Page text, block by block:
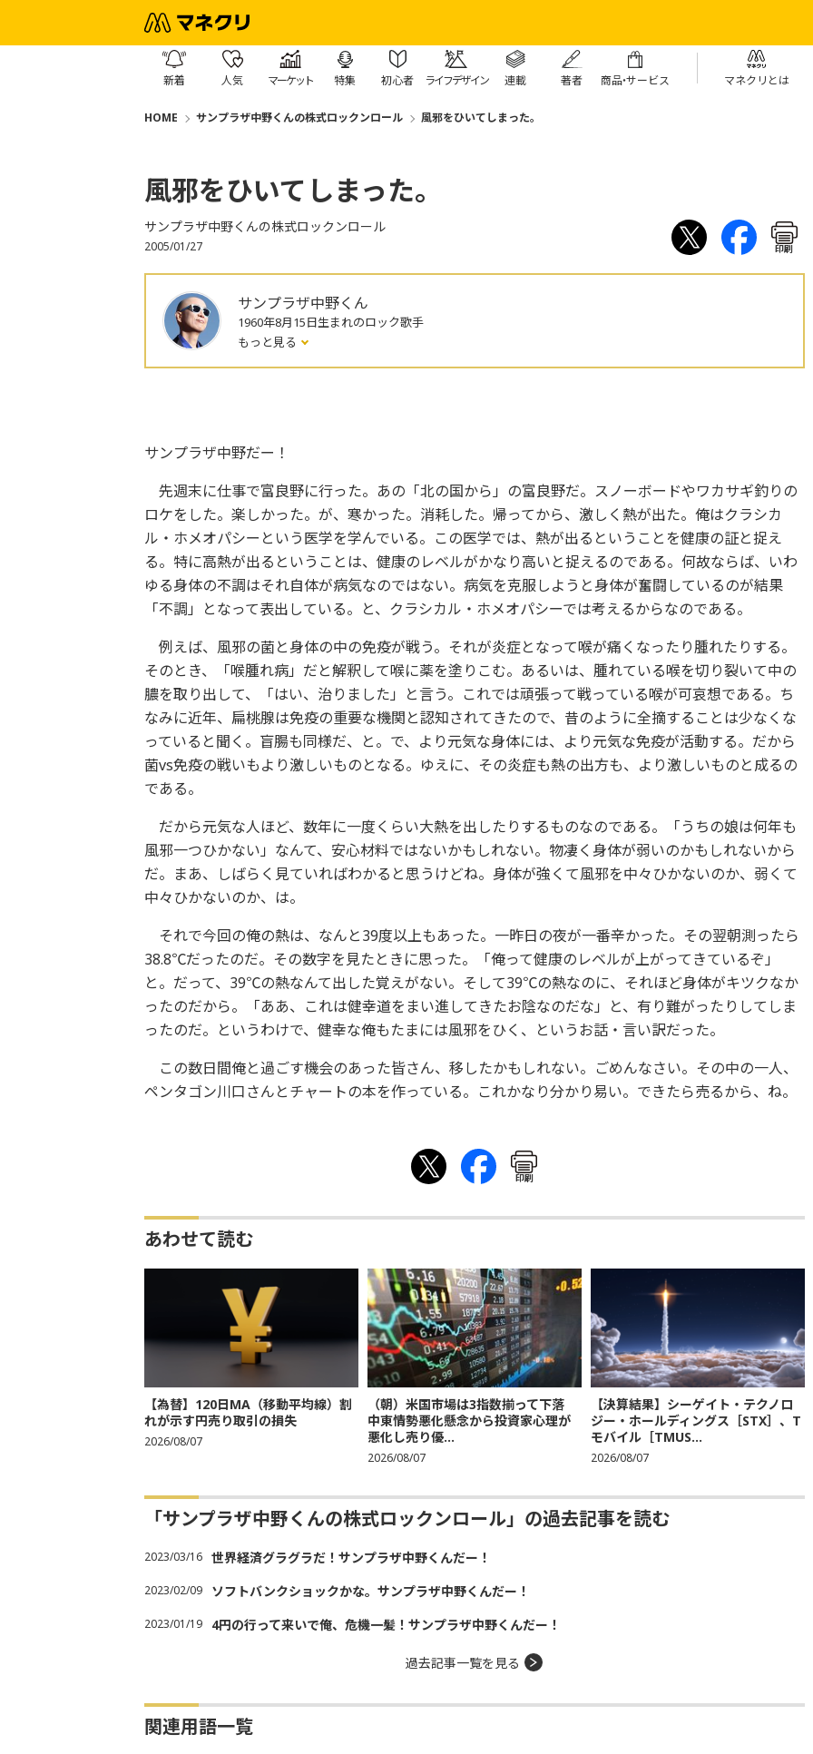
新着 人気 マーケット 特集 初心者 ライフデザイン 連載 著者 商品・サービス マネクリとは
HOME サンプラザ中野くんの株式ロックンロール 風邪をひいてしまった。
風邪をひいてしまった。
サンプラザ中野くんの株式ロックンロール
2005/01/27 印刷
サンプラザ中野くん
1960年8月15日生まれのロック歌手
もっと見る
サンプラザ中野だー！
先週末に仕事で富良野に行った。あの「北の国から」の富良野だ。スノーボードやワカサギ釣りの
ロケをした。楽しかった。が、寒かった。消耗した。帰ってから、激しく熱が出た。俺はクラシカ
ル・ホメオパシーという医学を学んでいる。この医学では、熱が出るということを健康の証と捉え
る。特に高熱が出るということは、健康のレベルがかなり高いと捉えるのである。何故ならば、いわ
ゆる身体の不調はそれ自体が病気なのではない。病気を克服しようと身体が奮闘しているのが結果
「不調」となって表出している。と、クラシカル・ホメオパシーでは考えるからなのである。
例えば、風邪の菌と身体の中の免疫が戦う。それが炎症となって喉が痛くなったり腫れたりする。
そのとき、「喉腫れ病」だと解釈して喉に薬を塗りこむ。あるいは、腫れている喉を切り裂いて中の
膿を取り出して、「はい、治りました」と言う。これでは頑張って戦っている喉が可哀想である。ち
なみに近年、扁桃腺は免疫の重要な機関と認知されてきたので、昔のように全摘することは少なくな
っていると聞く。盲腸も同様だ、と。で、より元気な身体には、より元気な免疫が活動する。だから
菌vs免疫の戦いもより激しいものとなる。ゆえに、その炎症も熱の出方も、より激しいものと成るの
である。
だから元気な人ほど、数年に一度くらい大熱を出したりするものなのである。「うちの娘は何年も
風邪一つひかない」なんて、安心材料ではないかもしれない。物凄く身体が弱いのかもしれないから
だ。まあ、しばらく見ていればわかると思うけどね。身体が強くて風邪を中々ひかないのか、弱くて
中々ひかないのか、は。
それで今回の俺の熱は、なんと39度以上もあった。一昨日の夜が一番辛かった。その翌朝測ったら
38.8℃だったのだ。その数字を見たときに思った。「俺って健康のレベルが上がってきているぞ」
と。だって、39℃の熱なんて出した覚えがない。そして39℃の熱なのに、それほど身体がキツクなか
ったのだから。「ああ、これは健幸道をまい進してきたお陰なのだな」と、有り難がったりしてしま
ったのだ。というわけで、健幸な俺もたまには風邪をひく、というお話・言い訳だった。
この数日間俺と過ごす機会のあった皆さん、移したかもしれない。ごめんなさい。その中の一人、
ペンタゴン川口さんとチャートの本を作っている。これかなり分かり易い。できたら売るから、ね。
印刷
あわせて読む
【為替】120日MA（移動平均線）割
れが示す円売り取引の損失
2026/08/07
（朝）米国市場は3指数揃って下落
中東情勢悪化懸念から投資家心理が
悪化し売り優...
2026/08/07
【決算結果】シーゲイト・テクノロ
ジー・ホールディングス［STX］、T
モバイル［TMUS...
2026/08/07
「サンプラザ中野くんの株式ロックンロール」の過去記事を読む
2023/03/16 世界経済グラグラだ！サンプラザ中野くんだー！
2023/02/09 ソフトバンクショックかな。サンプラザ中野くんだー！
2023/01/19 4円の行って来いで俺、危機一髪！サンプラザ中野くんだー！
過去記事一覧を見る
関連用語一覧